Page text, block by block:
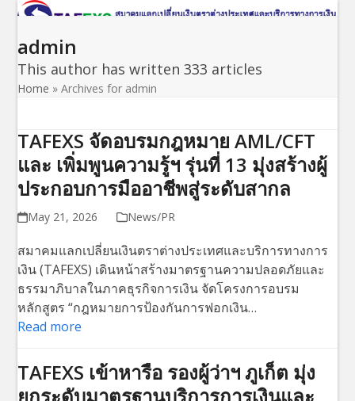
Skip
content
Open
mobile
menu
Close
mobile
menu
admin
This author has written 333 articles
Home »Archives for admin
TAFEXS จัดอบรมกฎหมาย AML/CFT
และ เพิ่มพูนความรู้ฯ รุ่นที่ 13 มุ่งสร้างผู้
ประกอบการมืออาชีพสู่ระดับสากล
May 21, 2026 News/PR
สมาคมแลกเปลี่ยนเงินตราต่างประเทศและบริการทางการ
เงิน (TAFEXS) เดินหน้าสร้างมาตรฐานความปลอดภัยและ
ธรรมาภิบาลในภาคธุรกิจการเงิน จัดโครงการอบรม
หลักสูตร “กฎหมายการป้องกันการฟอกเงิน…
Read more
TAFEXS เข้าหารือ รองผู้ว่าฯ ภูเก็ต มุ่ง